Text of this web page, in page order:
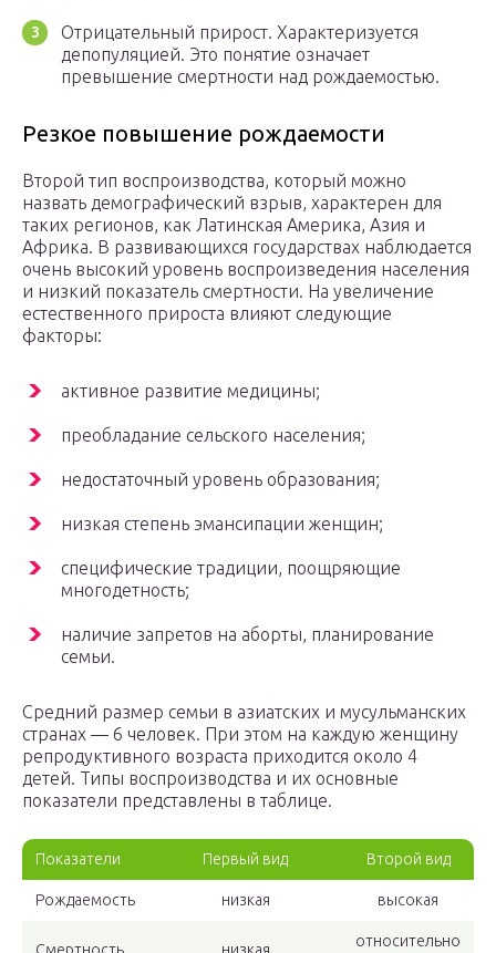
Отрицательный прирост. Характеризуется
депопуляцией. Это понятие означает
превышение смертности над рождаемостью.
Резкое повышение рождаемости
Второй тип воспроизводства, который можно
назвать демографический взрыв, характерен для
таких регионов, как Латинская Америка, Азия и
Африка. В развивающихся государствах наблюдается
очень высокий уровень воспроизведения населения
и низкий показатель смертности. На увеличение
естественного прироста влияют следующие
факторы:
активное развитие медицины;
преобладание сельского населения;
недостаточный уровень образования;
низкая степень эмансипации женщин;
специфические традиции, поощряющие
многодетность;
наличие запретов на аборты, планирование
семьи.
Средний размер семьи в азиатских и мусульманских
странах — 6 человек. При этом на каждую женщину
репродуктивного возраста приходится около 4
детей. Типы воспроизводства и их основные
показатели представлены в таблице.
Показатели Первый вид Второй вид
Рождаемость низкая высокая
относительно